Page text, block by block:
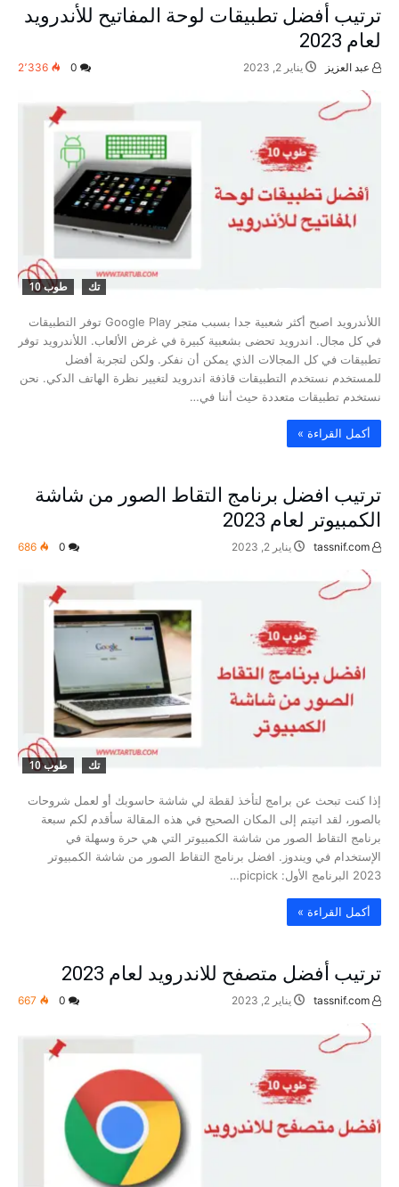
ترتيب أفضل تطبيقات لوحة المفاتيح للأندرويد
لعام 2023
عبد العزيز يناير 2, 2023 2٬336
تك طوب 10
اللأندرويد اصبح أكثر شعبية جدا بسبب متجر Google Play توفر التطبيقات
في كل مجال. اندرويد تحضى بشعبية كبيرة في غرض الألعاب. اللأندرويد توفر
تطبيقات في كل المجالات الذي يمكن أن نفكر. ولكن لتجربة أفضل
للمستخدم نستخدم التطبيقات قاذفة اندرويد لتغيير نظرة الهاتف الدكي. نحن
نستخدم تطبيقات متعددة حيث أننا في…
‫أكمل القراءة »‬
ترتيب افضل برنامج التقاط الصور من شاشة
الكمبيوتر لعام 2023
يناير 2, 2023 686
تك طوب 10
إذا كنت تبحث عن برامج لتأخذ لقطة لي شاشة حاسوبك أو لعمل شروحات
بالصور، لقد اتيتم إلى المكان الصحيح في هذه المقالة سأقدم لكم سبعة
برنامج التقاط الصور من شاشة الكمبيوتر التي هي حرة وسهلة في
الإستخدام في ويندوز. افضل برنامج التقاط الصور من شاشة الكمبيوتر
2023 البرنامج الأول: picpick…
‫أكمل القراءة »‬
ترتيب أفضل متصفح للاندرويد لعام 2023
يناير 2, 2023 667